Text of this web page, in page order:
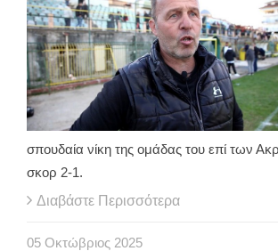
σπουδαία νίκη της ομάδας του επί των
σκορ 2-1.
Διαβάστε Περισσότερα
05 Οκτώβριος 2025